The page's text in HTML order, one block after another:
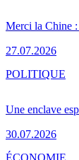
Merci la Chine :
27.07.2026
Une enclave
30.07.2026
POLITIQUE
ÉCONOMIE